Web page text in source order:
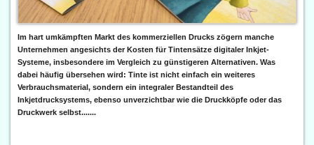
Im hart umkämpften Markt des kommerziellen Drucks zögern manche
Unternehmen angesichts der Kosten für Tintensätze digitaler Inkjet-
Systeme, insbesondere im Vergleich zu günstigeren Alternativen. Was
dabei häufig übersehen wird: Tinte ist nicht einfach ein weiteres
Verbrauchsmaterial, sondern ein integraler Bestandteil des
Inkjetdrucksystems, ebenso unverzichtbar wie die Druckköpfe oder das
Druckwerk selbst.......